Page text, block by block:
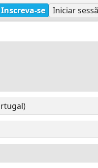
Inscreva-se Iniciar